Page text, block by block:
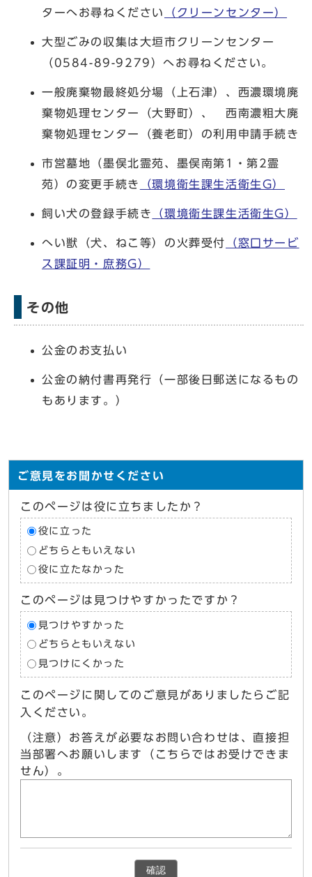
ターへお尋ねください
（クリーンセンター）
大型ごみの収集は大垣市クリーンセンター
（0584-89-9279）へお尋ねください。
一般廃棄物最終処分場（上石津）、西濃環境廃
棄物処理センター（大野町）、 西南濃粗大廃
棄物処理センター（養老町）の利用申請手続き
市営墓地（墨俣北霊苑、墨俣南第1・第2霊
苑）の変更手続き
（環境衛生課生活衛生G）
飼い犬の登録手続き （環境衛生課生活衛生G）
へい獣（犬、ねこ等）の火葬受付
（窓口サービ
ス課証明・庶務G）
その他
公金のお支払い
公金の納付書再発行（一部後日郵送になるもの
もあります。）
ご意見をお聞かせください
このページは役に立ちましたか？
役に立った
どちらともいえない
役に立たなかった
このページは見つけやすかったですか？
見つけやすかった
どちらともいえない
見つけにくかった
このページに関してのご意見がありましたらご記
入ください。
（注意）お答えが必要なお問い合わせは、直接担
当部署へお願いします（こちらではお受けできま
せん）。
確認